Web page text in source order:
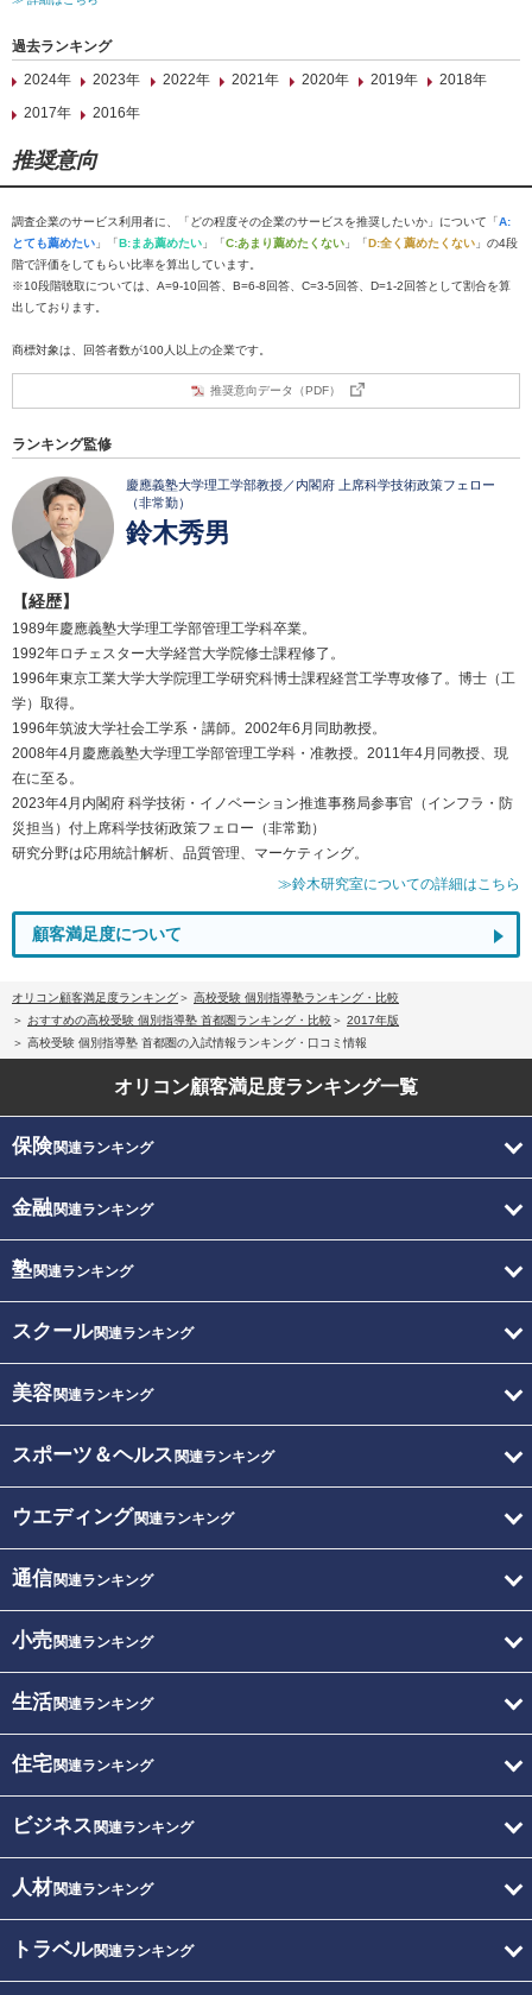
過去ランキング
2024年
2023年 2022年 2021年 2020年 2019年
2018年
2017年
2016年
推奨意向
調査企業のサービス利用者に、「どの程度その企業のサービスを推奨したいか」について「A:
とても薦めたい 」「B:まあ薦めたい 」「C:あまり薦めたくない 」「D:全く薦めたくない 」の4段
階で評価をしてもらい比率を算出しています。
※10段階聴取については、A=9-10回答、B=6-8回答、C=3-5回答、D=1-2回答として割合を算
出しております。
商標対象は、回答者数が100人以上の企業です。
推奨意向データ（PDF）
ランキング監修
慶應義塾大学理工学部教授／内閣府 上席科学技術政策フェロー
（非常勤）
鈴木秀男
【経歴】
1989年慶應義塾大学理工学部管理工学科卒業。
1992年ロチェスター大学経営大学院修士課程修了。
1996年東京工業大学大学院理工学研究科博士課程経営工学専攻修了。博士（工
学）取得。
1996年筑波大学社会工学系・講師。2002年6月同助教授。
2008年4月慶應義塾大学理工学部管理工学科・准教授。2011年4月同教授、現
在に至る。
2023年4月内閣府 科学技術・イノベーション推進事務局参事官（インフラ・防
災担当）付上席科学技術政策フェロー（非常勤）
研究分野は応用統計解析、品質管理、マーケティング。
≫鈴木研究室についての詳細はこちら
顧客満足度について
オリコン顧客満足度ランキング
高校受験 個別指導塾ランキング・比較
おすすめの高校受験 個別指導塾 首都圏ランキング・比較
2017年版
高校受験 個別指導塾 首都圏の入試情報ランキング・口コミ情報
オリコン顧客満足度ランキング一覧
保険関連ランキング
金融関連ランキング
塾関連ランキング
スクール関連ランキング
美容関連ランキング
スポーツ＆ヘルス 関連ランキング
ウエディング関連ランキング
通信関連ランキング
小売関連ランキング
生活関連ランキング
住宅関連ランキング
ビジネス 関連ランキング
人材関連ランキング
トラベル関連ランキング